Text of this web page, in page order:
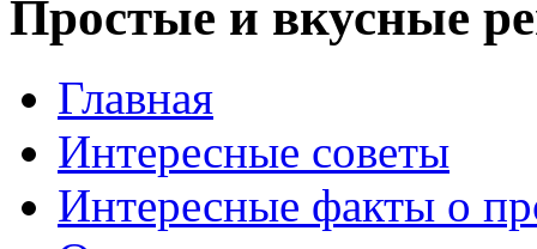
Простые и вкусные
Главная
Интересные советы
Интересные факты о